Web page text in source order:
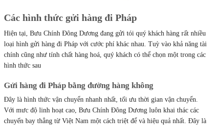
Các hình thức gửi hàng đi Pháp
Hiện tại, Bưu Chính Đông Dương đang gửi tói quý khách hàng rất nhiều
loại hình gửi hàng đi Pháp với cước phí khác nhau. Tuỳ vào khả năng tài
chính cũng như tính chất hàng hoá, quý khách có thể chọn một trong các
hình thức sau
Gửi hàng đi Pháp bằng đường hàng không
Đây là hình thức vận chuyển nhanh nhất, tối ưu thời gian vận chuyển.
Với mưc độ linh hoạt cao, Bưu Chính Đông Dương luôn khai thác các
chuyến bay thẳng từ Việt Nam một cách triệt để và hiệu quả nhất. Đây là